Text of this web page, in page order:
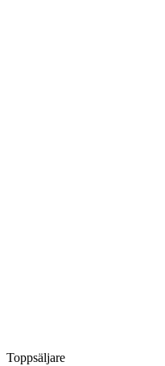
Toppsäljare